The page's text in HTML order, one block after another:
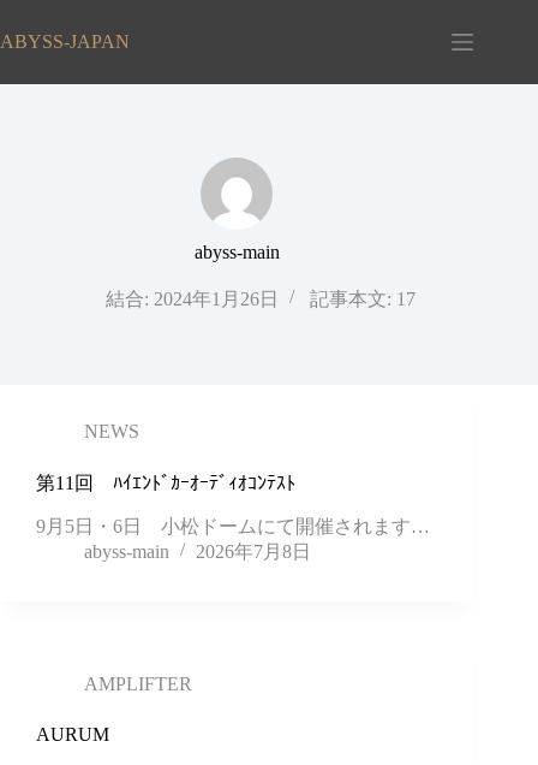
ン
ン
ABYSS-JAPAN
abyss-main
結合: 2024年1月26日 記事本文: 17
NEWS
第11回 ﾊｲｴﾝﾄﾞｶｰｵｰﾃﾞｨｵｺﾝﾃｽﾄ
9月5日・6日 小松ドームにて開催されます…
abyss-main
2026年7月8日
AMPLIFTER
AURUM